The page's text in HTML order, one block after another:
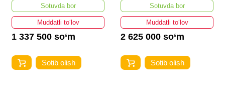
Sotuvda bor
Muddatli to‘lov
1 337 500 so‘m
Sotib olish
Sotuvda bor
Muddatli to‘lov
2 625 000 so‘m
Sotib olish